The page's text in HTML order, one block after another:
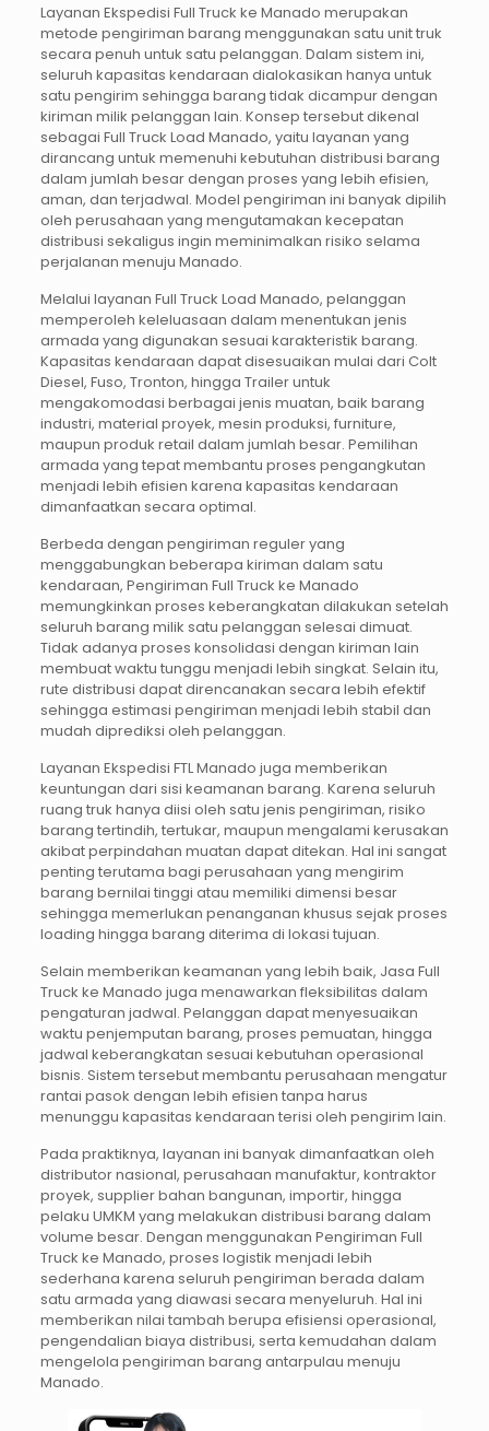
Layanan Ekspedisi Full Truck ke Manado merupakan
metode pengiriman barang menggunakan satu unit truk
secara penuh untuk satu pelanggan. Dalam sistem ini,
seluruh kapasitas kendaraan dialokasikan hanya untuk
satu pengirim sehingga barang tidak dicampur dengan
kiriman milik pelanggan lain. Konsep tersebut dikenal
sebagai Full Truck Load Manado, yaitu layanan yang
dirancang untuk memenuhi kebutuhan distribusi barang
dalam jumlah besar dengan proses yang lebih efisien,
aman, dan terjadwal. Model pengiriman ini banyak dipilih
oleh perusahaan yang mengutamakan kecepatan
distribusi sekaligus ingin meminimalkan risiko selama
perjalanan menuju Manado.
Melalui layanan Full Truck Load Manado, pelanggan
memperoleh keleluasaan dalam menentukan jenis
armada yang digunakan sesuai karakteristik barang.
Kapasitas kendaraan dapat disesuaikan mulai dari Colt
Diesel, Fuso, Tronton, hingga Trailer untuk
mengakomodasi berbagai jenis muatan, baik barang
industri, material proyek, mesin produksi, furniture,
maupun produk retail dalam jumlah besar. Pemilihan
armada yang tepat membantu proses pengangkutan
menjadi lebih efisien karena kapasitas kendaraan
dimanfaatkan secara optimal.
Berbeda dengan pengiriman reguler yang
menggabungkan beberapa kiriman dalam satu
kendaraan, Pengiriman Full Truck ke Manado
memungkinkan proses keberangkatan dilakukan setelah
seluruh barang milik satu pelanggan selesai dimuat.
Tidak adanya proses konsolidasi dengan kiriman lain
membuat waktu tunggu menjadi lebih singkat. Selain itu,
rute distribusi dapat direncanakan secara lebih efektif
sehingga estimasi pengiriman menjadi lebih stabil dan
mudah diprediksi oleh pelanggan.
Layanan Ekspedisi FTL Manado juga memberikan
keuntungan dari sisi keamanan barang. Karena seluruh
ruang truk hanya diisi oleh satu jenis pengiriman, risiko
barang tertindih, tertukar, maupun mengalami kerusakan
akibat perpindahan muatan dapat ditekan. Hal ini sangat
penting terutama bagi perusahaan yang mengirim
barang bernilai tinggi atau memiliki dimensi besar
sehingga memerlukan penanganan khusus sejak proses
loading hingga barang diterima di lokasi tujuan.
Selain memberikan keamanan yang lebih baik, Jasa Full
Truck ke Manado juga menawarkan fleksibilitas dalam
pengaturan jadwal. Pelanggan dapat menyesuaikan
waktu penjemputan barang, proses pemuatan, hingga
jadwal keberangkatan sesuai kebutuhan operasional
bisnis. Sistem tersebut membantu perusahaan mengatur
rantai pasok dengan lebih efisien tanpa harus
menunggu kapasitas kendaraan terisi oleh pengirim lain.
Pada praktiknya, layanan ini banyak dimanfaatkan oleh
distributor nasional, perusahaan manufaktur, kontraktor
proyek, supplier bahan bangunan, importir, hingga
pelaku UMKM yang melakukan distribusi barang dalam
volume besar. Dengan menggunakan Pengiriman Full
Truck ke Manado, proses logistik menjadi lebih
sederhana karena seluruh pengiriman berada dalam
satu armada yang diawasi secara menyeluruh. Hal ini
memberikan nilai tambah berupa efisiensi operasional,
pengendalian biaya distribusi, serta kemudahan dalam
mengelola pengiriman barang antarpulau menuju
Manado.